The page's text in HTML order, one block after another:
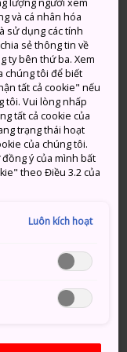
hóa Nhật Bản
Firando,
chuyển giữa lục
hết các giao
tại Hirado,
và bạn có thể
khung cảnh
để ngắm
lượng người xem
và cá nhân hóa
sử dụng các tính
sẻ thông tin về
ty bên thứ ba. Xem
chúng tôi để biết
tất cả cookie" nếu
tôi. Vui lòng nhấp
tất cả cookie của
trạng thái hoạt
của chúng tôi.
ý của mình bất
theo Điều 3.2 của
Luôn kích hoạt